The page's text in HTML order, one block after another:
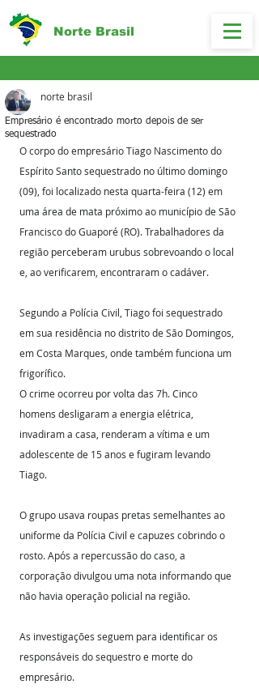
Norte Brasil
Empresário é encontrado morto depois de ser
sequestrado
norte brasil
O corpo do empresário Tiago Nascimento do
Espírito Santo sequestrado no último domingo
(09), foi localizado nesta quarta-feira (12) em
uma área de mata próximo ao município de São
Francisco do Guaporé (RO). Trabalhadores da
região perceberam urubus sobrevoando o local
e, ao verificarem, encontraram o cadáver.
Segundo a Polícia Civil, Tiago foi sequestrado
em sua residência no distrito de São Domingos,
em Costa Marques, onde também funciona um
frigorífico.
O crime ocorreu por volta das 7h. Cinco
homens desligaram a energia elétrica,
invadiram a casa, renderam a vítima e um
adolescente de 15 anos e fugiram levando
Tiago.
O grupo usava roupas pretas semelhantes ao
uniforme da Polícia Civil e capuzes cobrindo o
rosto. Após a repercussão do caso, a
corporação divulgou uma nota informando que
não havia operação policial na região.
As investigações seguem para identificar os
responsáveis do sequestro e morte do
empresário.